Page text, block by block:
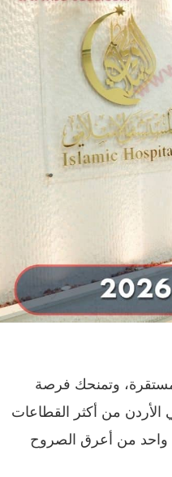
وتمنحك فرصة
الأردن من أكثر القطاعات
واحد من أعرق الصروح